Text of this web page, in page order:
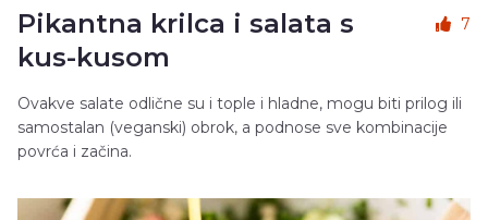
Pikantna krilca i salata s
kus-kusom
7
Ovakve salate odlične su i tople i hladne, mogu biti prilog ili
samostalan (veganski) obrok, a podnose sve kombinacije
povrća i začina.